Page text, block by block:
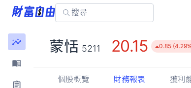
蒙恬 5211 20.15 0.85
個股概覽 財務報表 獲利